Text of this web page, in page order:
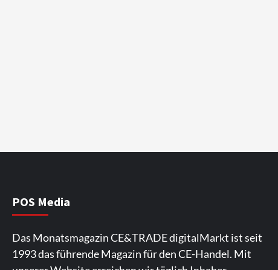
POS Media
Das Monatsmagazin CE&TRADE digitalMarkt ist seit
1993 das führende Magazin für den CE-Handel. Mit